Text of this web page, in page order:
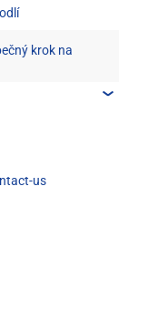
krok na
us